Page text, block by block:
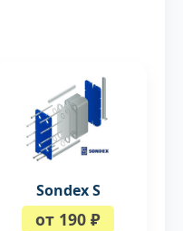
Sondex S
от 190 ₽